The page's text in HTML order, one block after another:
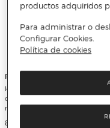
Ferroli
Kit de aerotermia Ferroli bomba
calor, Inverter, ACS integrado,
refrigerante ecológico R32- ST
Precio de venta
8.399 €
productos adquiridos
Para administrar o
Configurar Cookies.
Política de cookies